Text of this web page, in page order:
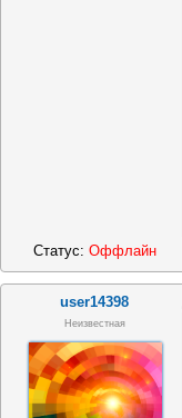
Статус: Оффлайн
user14398
Неизвестная